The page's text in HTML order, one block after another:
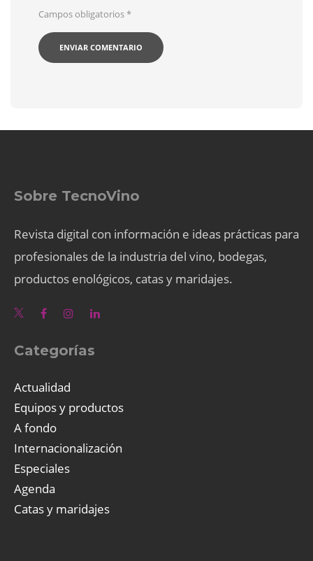
Campos obligatorios*
Sobre TecnoVino
Revista digital con información e ideas prácticas para
profesionales de la industria del vino, bodegas,
productos enológicos, catas y maridajes.
Categorías
Actualidad
Equipos y productos
A fondo
Internacionalización
Especiales
Agenda
Catas y maridajes